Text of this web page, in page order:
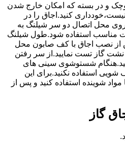
و در بسته که امکان خارج شدن
کنید.اجاق را در
محل اتصال دو سر شیلنگ به
مناسب استفاده شود.طول شیلنگ
باشد.پس از نصب اجاق با کف صابون محل
گاز تست نمایید.از سر رفتن
شستوشوی سینی های
استفاده نکنید.برای این
مواد شوینده استفاده کنید و پس از
گاز